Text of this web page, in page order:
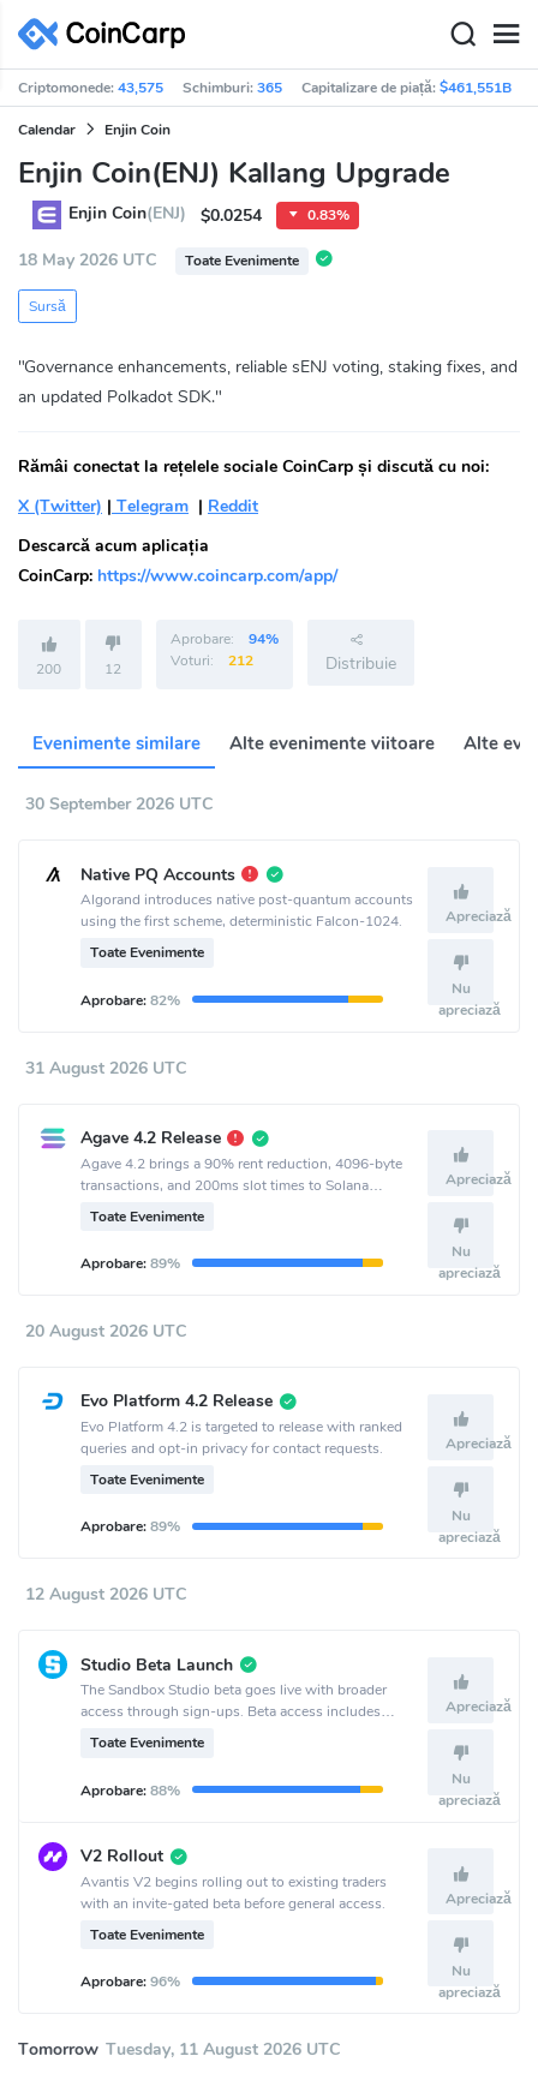
Criptomonede:43,575 Schimburi:365 Capitalizare de piață:$461,551B
Calendar Enjin Coin
Enjin Coin(ENJ) Kallang Upgrade
Enjin Coin(ENJ) $0.0254 0.83%
18 May 2026 UTC Toate Evenimente
Sursă
"Governance enhancements, reliable sENJ voting, staking fixes, and
an updated Polkadot SDK."
Rămâi conectat la rețelele sociale CoinCarp și discută cu noi:
X (Twitter) | Telegram | Reddit
Descarcă acum aplicația
CoinCarp: https://www.coincarp.com/app/
200 12
Aprobare:
94%
Voturi:
212 Distribuie
Evenimente similare Alte evenimente viitoare Alte
30 September 2026 UTC
Native PQ Accounts
Algorand introduces native post-quantum accounts
using the first scheme, deterministic Falcon-1024.
Toate Evenimente
Aprobare:82%
Apreciază
Nu
apreciază
31 August 2026 UTC
Agave 4.2 Release
Agave 4.2 brings a 90% rent reduction, 4096-byte
transactions, and 200ms slot times to Solana
Toate Evenimente
Aprobare:89%
Apreciază
Nu
apreciază
20 August 2026 UTC
Evo Platform 4.2 Release
Evo Platform 4.2 is targeted to release with ranked
queries and opt-in privacy for contact requests.
Toate Evenimente
Aprobare:89%
Apreciază
Nu
apreciază
12 August 2026 UTC
Studio Beta Launch
The Sandbox Studio beta goes live with broader
access through sign-ups. Beta access includes
participation in the Beta Creators Game Jam.
Toate Evenimente
Aprobare:88%
Apreciază
Nu
apreciază
V2 Rollout
Avantis V2 begins rolling out to existing traders
with an invite-gated beta before general access.
Toate Evenimente
Aprobare:96%
Apreciază
Nu
apreciază
Tomorrow Tuesday, 11 August 2026 UTC